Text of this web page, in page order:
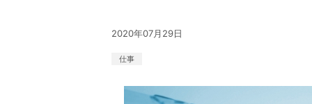
2020年07月29日
仕事